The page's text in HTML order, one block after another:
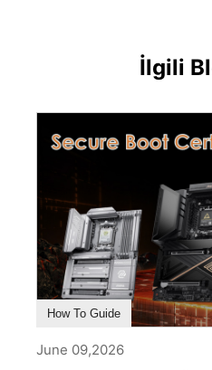
İlgili
How To Guide
June 09,2026